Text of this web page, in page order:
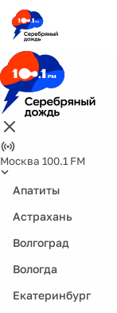
Москва 100.1 FM
Апатиты
Астрахань
Волгоград
Вологда
Екатеринбург